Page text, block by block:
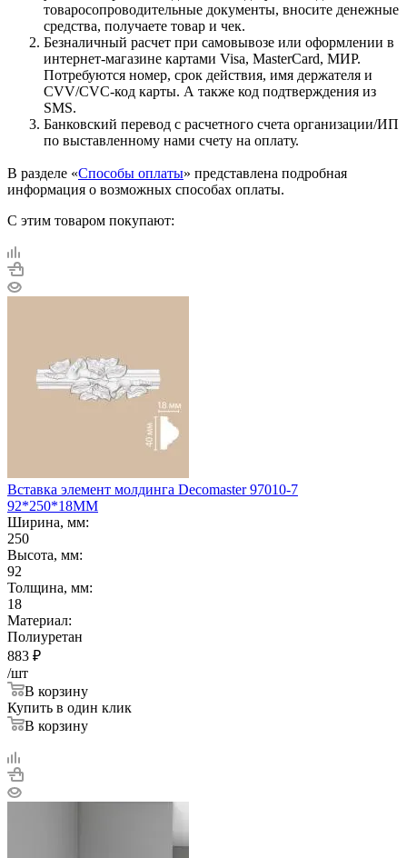
товаросопроводительные документы, вносите денежные
средства, получаете товар и чек.
Безналичный расчет при самовывозе или оформлении в
интернет-магазине картами Visa, MasterCard, МИР.
Потребуются номер, срок действия, имя держателя и
CVV/CVC-код карты. А также код подтверждения из
SMS.
Банковский перевод с расчетного счета организации/ИП
по выставленному нами счету на оплату.
В разделе «Способы оплаты» представлена подробная
информация о возможных способах оплаты.
С этим товаром покупают:
Вставка элемент молдинга Decomaster 97010-7
92*250*18ММ
Ширина, мм:
250
Высота, мм:
92
Толщина, мм:
18
Материал:
Полиуретан
883 ₽
/шт
В корзину
Купить в один клик
В корзину